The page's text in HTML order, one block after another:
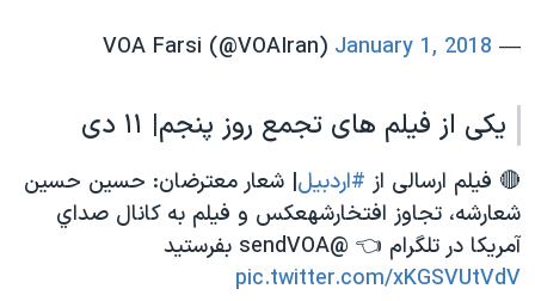
— VOA Farsi (@VOAIran)
January 1, 2018
یکی از فیلم های تجمع روز پنجم| ۱۱ دی
🔴 فیلم ارسالی از #اردبیل| شعار معترضان: حسین حسین
شعارشه، تجاوز افتخارشهعکس و فیلم به كانال صداي
آمريكا در تلگرام 👈 @sendVOA بفرستید
pic.twitter.com/xKGSVUtVdV